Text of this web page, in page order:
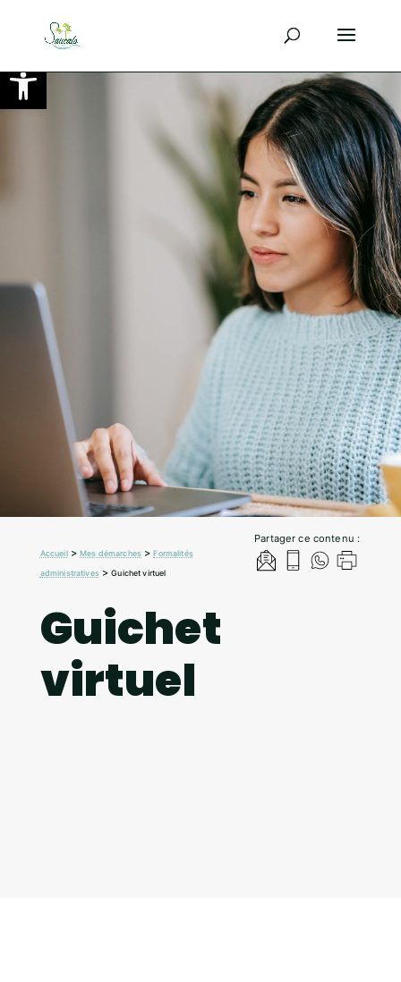
Ouvrir la barre d’outils
Partager ce contenu :
Accueil>Mes démarches >Formalités
administratives>Guichet virtuel
Guichet
virtuel